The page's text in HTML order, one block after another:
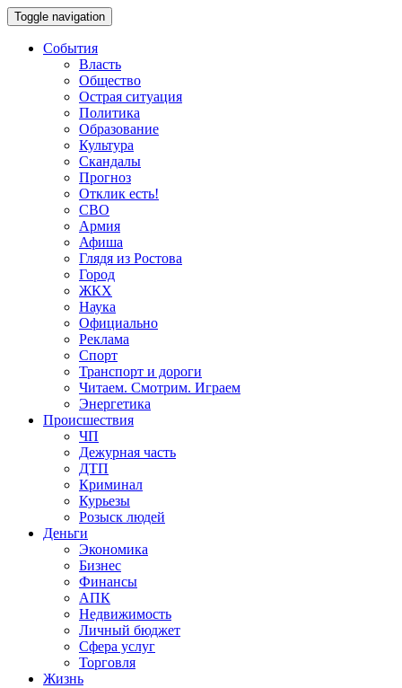
Toggle navigation
События
Власть
Общество
Острая ситуация
Политика
Образование
Культура
Скандалы
Прогноз
Отклик есть!
СВО
Армия
Афиша
Глядя из Ростова
Город
ЖКХ
Наука
Официально
Реклама
Спорт
Транспорт и дороги
Читаем. Смотрим. Играем
Энергетика
Происшествия
ЧП
Дежурная часть
ДТП
Криминал
Курьезы
Розыск людей
Деньги
Экономика
Бизнес
Финансы
АПК
Недвижимость
Личный бюджет
Сфера услуг
Торговля
Жизнь